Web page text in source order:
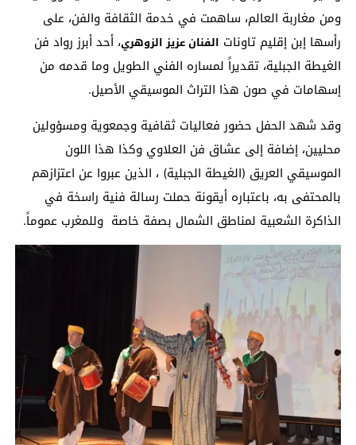
ومن مغاربة العالم، ساهمت في خدمة الثقافة والفن، على
رأسها إبن إقليم تاونات الفنان عزيز الزوهري، أحد أبرز رواد فن
الغيطة الجبلية، تقديراً لمساره الفني الطويل وما قدمه من
إسهامات في صون هذا التراث الموسيقي الأصيل.
وقد شهد الحفل حضور فعاليات ثقافية وجمعوية ومسؤولين
محليين، إضافة إلى عشاق فن العلاوي وكذا هذا اللون
الموسيقي العريق (الغيطة الجبلية) ، الذين عبروا عن اعتزازهم
بالمحتفى به، باعتباره أيقونة حملت رسالة فنية راسخة في
الذاكرة الشعبية لمناطق الشمال بصفة خاصة وللمغرب عموماً.